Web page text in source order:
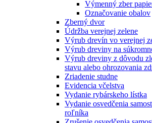
Výmenný zber
Označovanie obalov
Zberný dvor
Údržba verejnej zelene
Výrub drevín vo verejnej
Výrub dreviny na
Výrub dreviny z dôvodu
stavu alebo ohrozovania
Zriadenie studne
Evidencia včelstva
Vydanie rybárskeho lístka
Vydanie osvedčenia
roľníka